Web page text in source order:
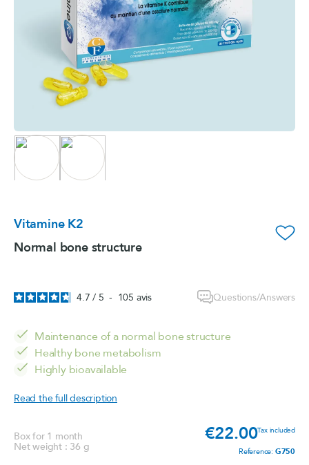
Vitamine K2 favorite_border
Normal bone structure
4.7 / 5 - 105 avis Questions/Answers
Maintenance of a normal bone structure
Healthy bone metabolism
Highly bioavailable
Read the full description
Box for 1 month
Net weight : 36 g
Price
€22.00Tax included
Reference: G750